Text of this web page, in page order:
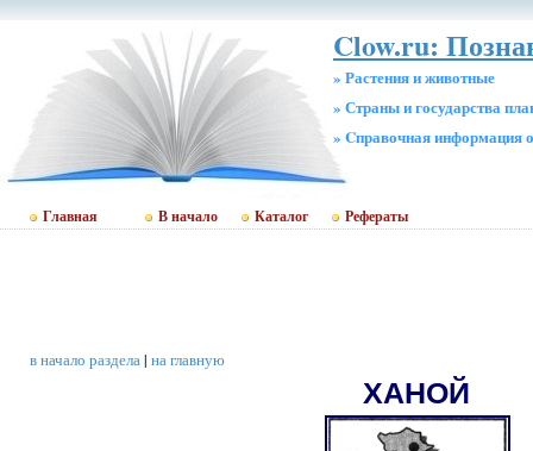
Clow.ru:
» Растения и животные
» Страны и государства
» Cправочная информация
Главная В начало Каталог Рефераты
в начало раздела| на главную
ХАНОЙ